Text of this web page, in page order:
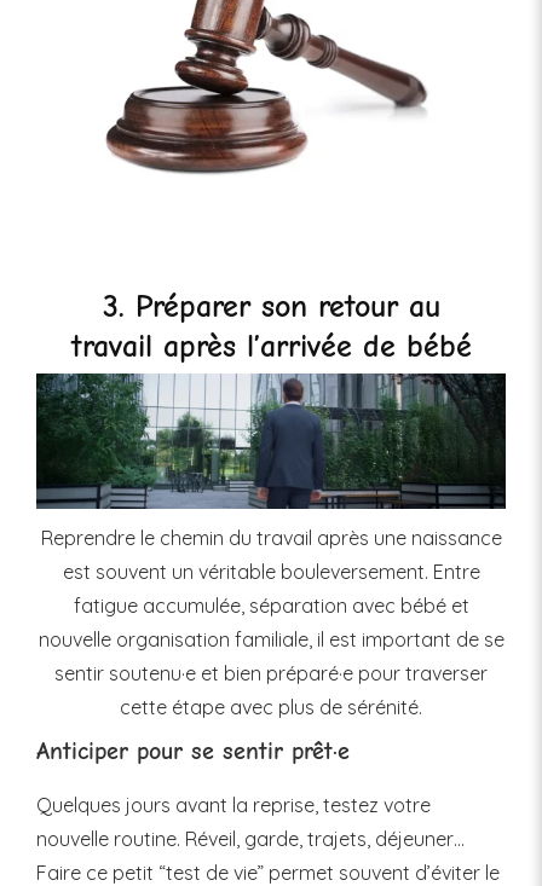
3. Préparer son retour au
travail après l’arrivée de bébé
Reprendre le chemin du travail après une naissance
est souvent un véritable bouleversement. Entre
fatigue accumulée, séparation avec bébé et
nouvelle organisation familiale, il est important de se
sentir soutenu·e et bien préparé·e pour traverser
cette étape avec plus de sérénité.
Anticiper pour se sentir prêt·e
Quelques jours avant la reprise, testez votre
nouvelle routine. Réveil, garde, trajets, déjeuner…
Faire ce petit “test de vie” permet souvent d’éviter le